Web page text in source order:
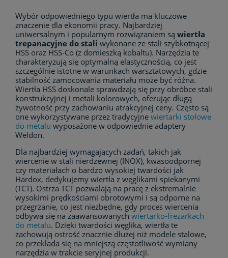
Wybór odpowiedniego typu wiertła ma kluczowe
znaczenie dla ekonomii pracy. Najbardziej
uniwersalnym i popularnym rozwiązaniem są wiertła
trepanacyjne do stali wykonane ze stali szybkotnącej
HSS oraz HSS-Co (z domieszką kobaltu). Narzędzia te
charakteryzują się optymalną elastycznością, co jest
szczególnie istotne w warunkach warsztatowych, gdzie
stabilność zamocowania materiału może być różna.
Wiertła HSS doskonale sprawdzają się przy obróbce stali
konstrukcyjnej i metali kolorowych, oferując długą
żywotność przy zachowaniu atrakcyjnej ceny. Często są
one wykorzystywane przez tradycyjne wiertarki stołowe
do metalu wyposażone w odpowiednie adaptery
Weldon.
Dla najbardziej wymagających zadań, takich jak
wiercenie w stali nierdzewnej (INOX), kwasoodpornej
czy materiałach o bardzo wysokiej twardości jak
Hardox, dedykujemy wiertła z węglikami spiekanymi
(TCT). Ostrza TCT pozwalają na pracę z ekstremalnie
wysokimi prędkościami obrotowymi i są odporne na
przegrzanie, co jest niezbędne, gdy proces wiercenia
odbywa się na zaawansowanych wiertarko-frezarkach
do metalu. Dzięki twardości węglika, wiertła te
zachowują ostrość znacznie dłużej niż modele stalowe,
co przekłada się na mniejszą częstotliwość wymiany
narzędzia w trakcie seryjnej produkcji.